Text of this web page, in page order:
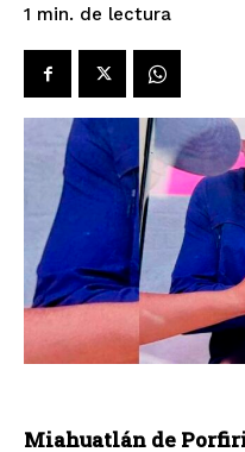
1 min. de lectura
Miahuatlán de